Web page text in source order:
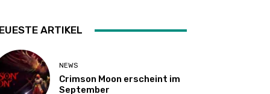
ARTIKEL
NEWS
Crimson Moon erscheint im
September